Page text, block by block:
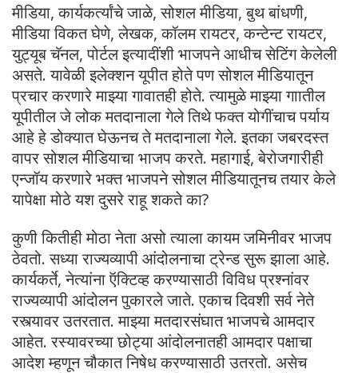
मीडिया, कार्यकर्त्यांचे जाळे, सोशल मीडिया, बुथ बांधणी,
मीडिया विकत घेणे, लेखक, कॉलम रायटर, कन्टेन्ट रायटर,
युट्यूब चॅनल, पोर्टल इत्यादींशी भाजपने आधीच सेटिंग केलेली
असते. यावेळी इलेक्शन यूपीत होते पण सोशल मीडियातून
प्रचार करणारे माझ्या गावातही होते. त्यामुळे माझ्या गाातील
यूपीतील जे लोक मतदानाला गेले तिथे फक्त योगींचाच पर्याय
आहे हे डोक्यात घेऊनच ते मतदानाला गेले. इतका जबरदस्त
वापर सोशल मीडियाचा भाजप करते. महागाई, बेरोजगारीही
एन्जॉय करणारे भक्त भाजपने सोशल मीडियातूनच तयार केले
यापेक्षा मोठे यश दुसरे राहू शकते का?
कुणी कितीही मोठा नेता असो त्याला कायम जमिनीवर भाजप
ठेवतो. सध्या राज्यव्यापी आंदोलनाचा ट्रेन्ड सुरू झाला आहे.
कार्यकर्ते, नेत्यांना ऍक्टिव्ह करण्यासाठी विविध प्रश्नांवर
राज्यव्यापी आंदोलन पुकारले जाते. एकाच दिवशी सर्व नेते
रस्त्यावर उतरतात. माझ्या मतदारसंघात भाजपचे आमदार
आहेत. रस्यावरच्या छोट्या आंदोलनातही आमदार पक्षाचा
आदेश म्हणून चौकात निषेध करण्यासाठी उतरतो. असेच